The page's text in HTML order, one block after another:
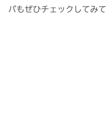
パもぜひチェックしてみ